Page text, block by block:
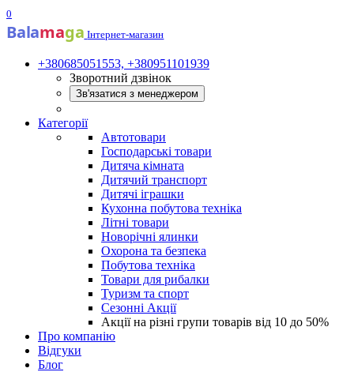
0
Balamaga Інтернет-магазин
+380685051553, +380951101939
Зворотний дзвінок
Зв'язатися з менеджером
Категорії
Автотовари
Господарські товари
Дитяча кімната
Дитячий транспорт
Дитячі іграшки
Кухонна побутова техніка
Літні товари
Новорічні ялинки
Охорона та безпека
Побутова техніка
Товари для рибалки
Туризм та спорт
Сезонні Акції
Акції на різні групи товарів від 10 до 50%
Про компанію
Відгуки
Блог